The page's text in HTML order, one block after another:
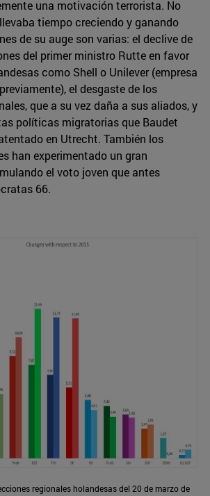
una motivación terrorista. No
tiempo creciendo y ganando
de su auge son varias: el declive de
del primer ministro Rutte en favor
como Shell o Unilever (empresa
el desgaste de los
que a su vez daña a sus aliados, y
políticas migratorias que Baudet
en Utrecht. También los
han experimentado un gran
el voto joven que antes
66.
regionales holandesas del 20 de marzo de